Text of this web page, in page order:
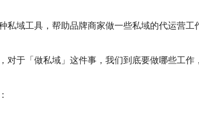
域工具，帮助品牌商家做一些私域的代运营工
于「做私域」这件事，我们到底要做哪些工作